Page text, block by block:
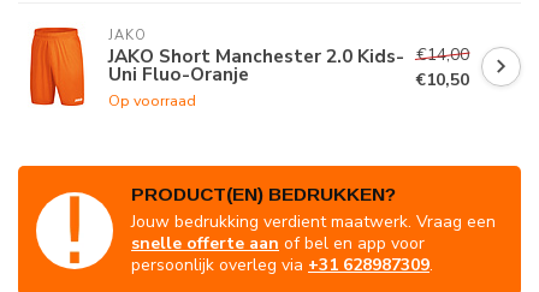
JAKO
JAKO Short Manchester 2.0 Kids-
Uni Fluo-Oranje
Op voorraad
€14,00
€10,50
PRODUCT(EN) BEDRUKKEN?
Jouw bedrukking verdient maatwerk. Vraag een
snelle offerte aan of bel en app voor
persoonlijk overleg via +31 628987309.